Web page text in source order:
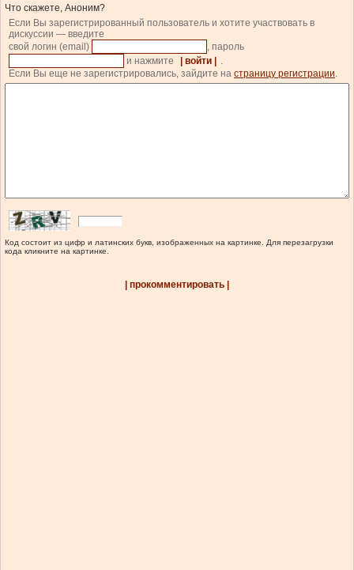
Что скажете, Аноним?
Если Вы зарегистрированный пользователь и хотите участвовать в
дискуссии — введите
свой логин (email)
, пароль
и нажмите
| войти |
.
Если Вы еще не зарегистрировались, зайдите на страницу регистрации.
Код состоит из цифр и латинских букв, изображенных на картинке. Для перезагрузки
кода кликните на картинке.
| прокомментировать |